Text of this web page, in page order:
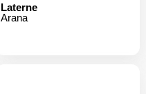
Laterne
Arana